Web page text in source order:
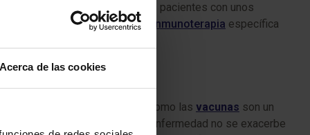
Acerca de las cookies
que indican que algunos pacientes con unos
aunque el tratamiento con
inmunoterapia específica
que suspenderlas. De hecho, como las vacunas son un
dos cosas, esto hace que la enfermedad no se exacerbe